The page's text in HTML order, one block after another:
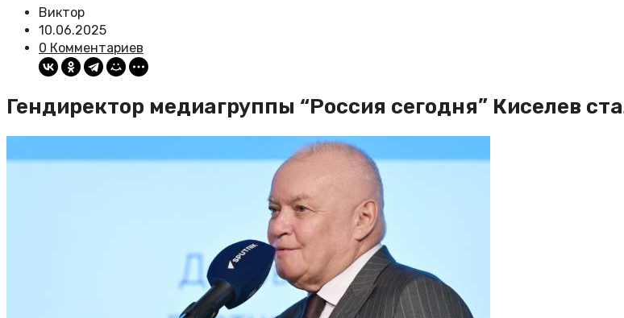
Виктор
10.06.2025
0 Комментариев
Гендиректор медиагруппы “Россия сегодня” Киселев